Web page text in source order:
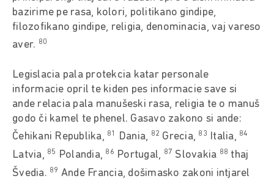
bazirime pe rasa, kolori, politikano gindipe,
filozofikano gindipe, religia, denominacia, vaj vareso
aver. 80
Legislacia pala protekcia katar personale
informacie opril te kiden pes informacie save si
ande relacia pala manušeski rasa, religia te o manuš
godo či kamel te phenel. Gasavo zakono si ande:
Čehikani Republika, 81 Dania, 82 Grecia, 83 Italia, 84
Latvia, 85 Polandia, 86 Portugal, 87 Slovakia 88 thaj
Švedia. 89 Ande Francia, došimasko zakoni intjarel